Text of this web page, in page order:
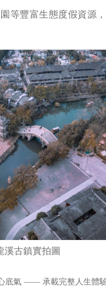
等豐富生態度假資源
溪古鎮實拍圖
底氣 —— 承載完整人生體驗